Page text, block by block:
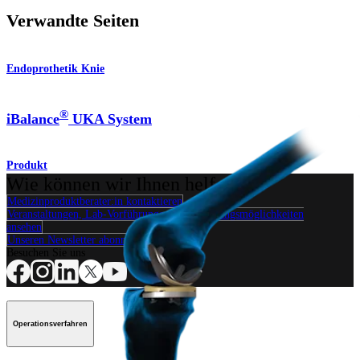
Verwandte Seiten
Endoprothetik Knie
iBalance® UKA System
Produkt
Wie können wir Ihnen helfen?
Medizinproduktberater:in kontaktieren
Veranstaltungen, Lab-Vorführungen und Schulungsmöglichkeiten
ansehen
Unseren Newsletter abonnieren
Operationsverfahren